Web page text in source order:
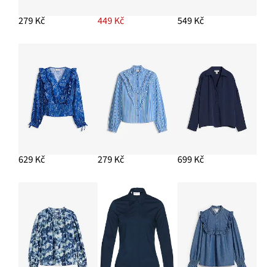
279 Kč 449 Kč 549 Kč
629 Kč 279 Kč 699 Kč